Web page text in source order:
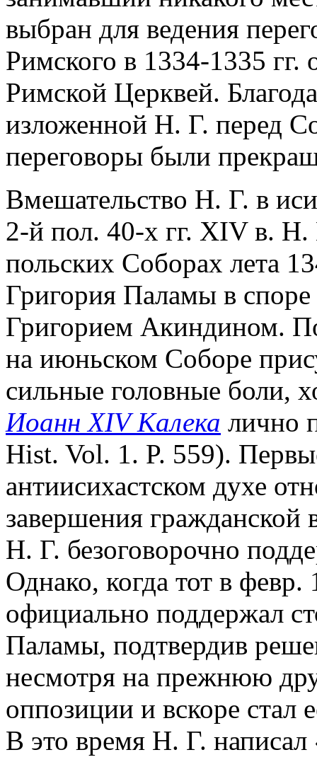
выбран для ведения
Римского в 1334-1335
Римской Церквей.
изложенной Н. Г. перед
переговоры были
Вмешательство Н. Г. в
2-й пол. 40-х гг. XIV в. Н.
польских Соборах лета
Григория Паламы в
Григорием Акиндином.
на июньском Соборе
сильные головные боли,
Иоанн XIV Калека лично
Hist. Vol. 1. P. 559).
антиисихастском духе
завершения гражданской
Н. Г. безоговорочно
Однако, когда тот в
официально поддержал
Паламы, подтвердив
несмотря на прежнюю
оппозиции и вскоре стал
В это время Н. Г.